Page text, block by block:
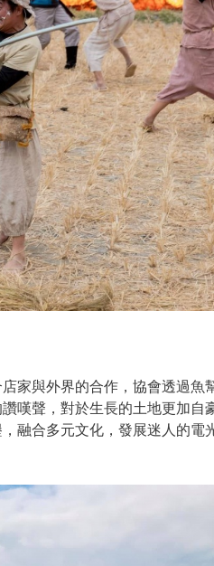
家與外界的合作，協會透過魚
嘆聲，對於生長的土地更加自
融合多元文化，發展迷人的電